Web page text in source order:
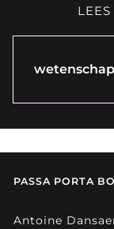
PASSA PORTA
Antoine